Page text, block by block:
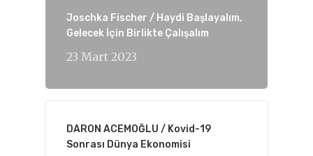
Joschka Fischer / Haydi Başlayalım,
Gelecek İçin Birlikte Çalışalım
23 Mart 2023
DARON ACEMOĞLU / Kovid-19
Sonrası Dünya Ekonomisi